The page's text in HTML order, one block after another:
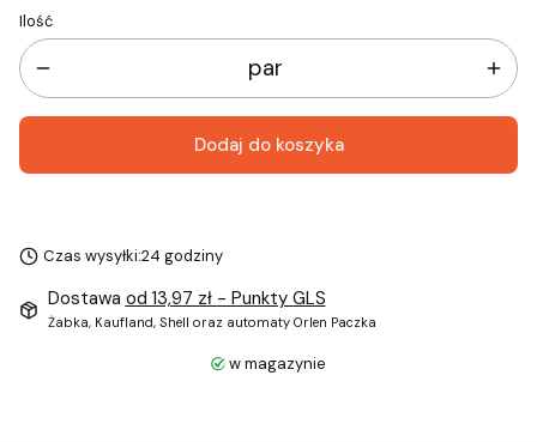
Ilość
par
Dodaj do koszyka
Czas wysyłki:24 godziny
Dostawa od 13,97 zł - Punkty GLS
Żabka, Kaufland, Shell oraz automaty Orlen Paczka
w magazynie